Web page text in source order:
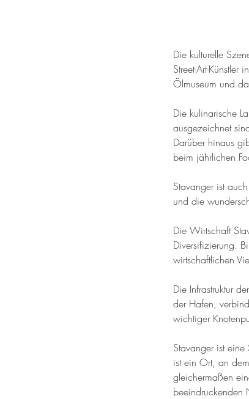
Die kulturelle
Street-Art-
Ölmuseum und
Die kulinarische
ausgezeichnet
Darüber hinaus
beim jährlichen
Stavanger ist
und die
Die Wirtschaft
Diversifizierung.
wirtschaftlichen
Die Infrastruktur
der Hafen,
wichtiger
Stavanger ist
ist ein Ort, an
gleichermaßen
beeindruckenden